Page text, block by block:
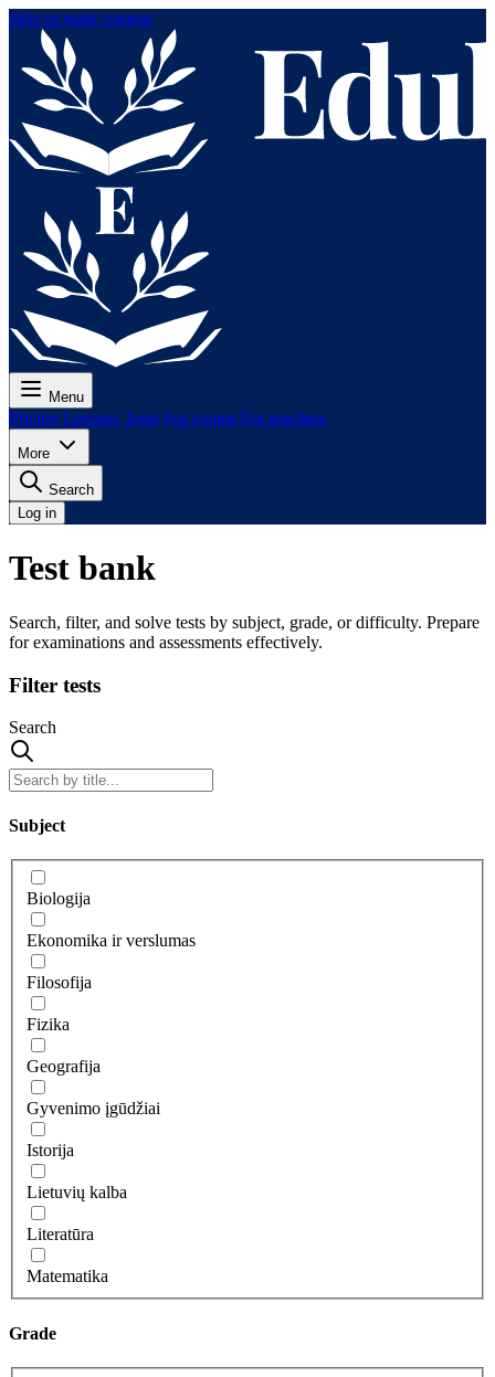
Skip to main content
Menu
Pricing Lessons Tests For exams For teachers
More
Search
Log in
Test bank
Search, filter, and solve tests by subject, grade, or difficulty. Prepare
for examinations and assessments effectively.
Filter tests
Search
Subject
Biologija
Ekonomika ir verslumas
Filosofija
Fizika
Geografija
Gyvenimo įgūdžiai
Istorija
Lietuvių kalba
Literatūra
Matematika
Grade